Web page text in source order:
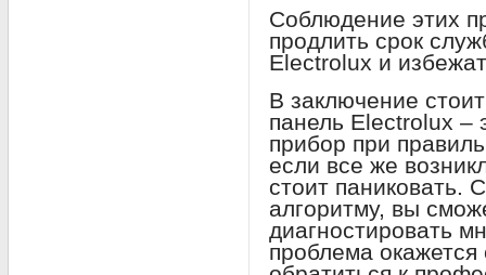
Соблюдение этих
продлить срок
Electrolux и
В заключение
панель Electrolux –
прибор при
если все же
стоит паниковать.
алгоритму, вы
диагностировать
проблема